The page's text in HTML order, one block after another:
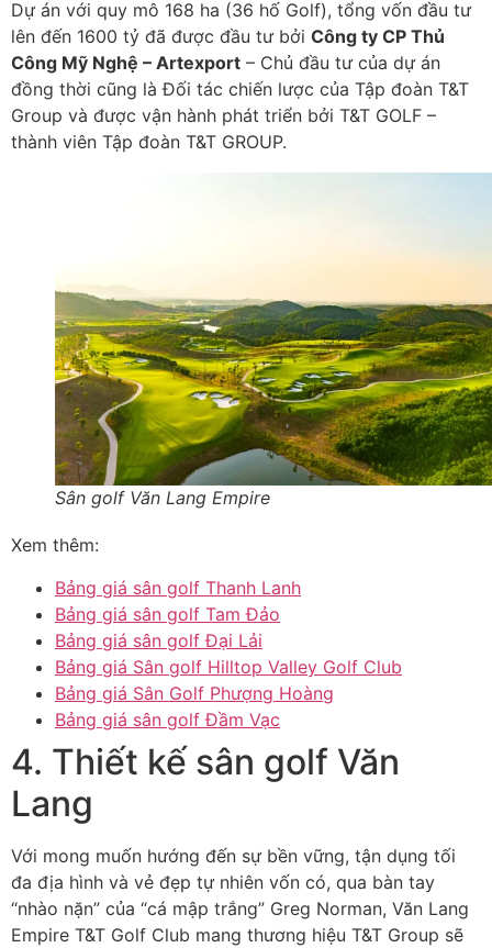
Dự án với quy mô 168 ha (36 hố Golf), tổng vốn đầu tư
lên đến 1600 tỷ đã được đầu tư bởi Công ty CP Thủ
Công Mỹ Nghệ – Artexport – Chủ đầu tư của dự án
đồng thời cũng là Đối tác chiến lược của Tập đoàn T&T
Group và được vận hành phát triển bởi T&T GOLF –
thành viên Tập đoàn T&T GROUP.
Sân golf Văn Lang Empire
Xem thêm:
Bảng giá sân golf Thanh Lanh
Bảng giá sân golf Tam Đảo
Bảng giá sân golf Đại Lải
Bảng giá Sân golf Hilltop Valley Golf Club
Bảng giá Sân Golf Phượng Hoàng
Bảng giá sân golf Đầm Vạc
4. Thiết kế sân golf Văn
Lang
Với mong muốn hướng đến sự bền vững, tận dụng tối
đa địa hình và vẻ đẹp tự nhiên vốn có, qua bàn tay
“nhào nặn” của “cá mập trắng” Greg Norman, Văn Lang
Empire T&T Golf Club mang thương hiệu T&T Group sẽ